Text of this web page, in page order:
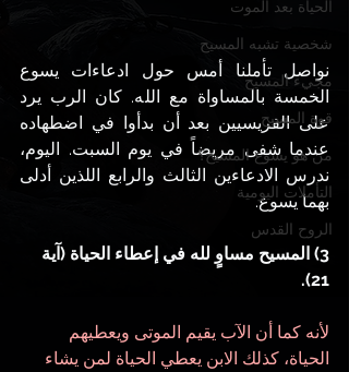
الحياة بعد الموت
شخصية تشبه المسيح
مجيء المسيح
قوة المسيح
من هو يسوع المسيح؟
التأملات اليومية
الروح القدس
بهما يسوع.
3) المسيح مساوٍ لله في إعطاء الحياة (آية
21).
لأنه كما أن الآب يقيم الموتى ويعطيهم
الحياة، كذلك الابن يعطي الحياة لمن يشاء